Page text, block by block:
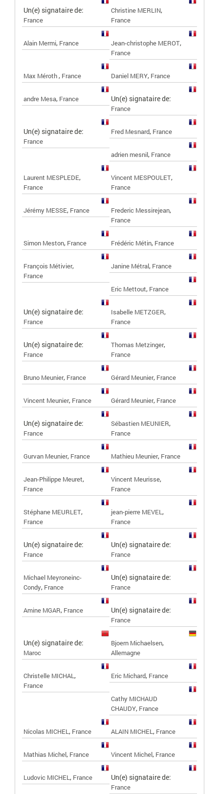
Un(e) signataire de:
France
Christine MERLIN,
France
Alain Mermi, France Jean-christophe MEROT,
France
Max Méroth, France Daniel MERY, France
andre Mesa, France Un(e) signataire de:
France
Un(e) signataire de:
France
Fred Mesnard, France
adrien mesnil, France
Laurent MESPLEDE,
France
Vincent MESPOULET,
France
Jérémy MESSE, France Frederic Messirejean,
France
Simon Meston, France Frédéric Métin, France
François Métivier,
France
Janine Métral, France
Eric Mettout, France
Un(e) signataire de:
France
Isabelle METZGER,
France
Un(e) signataire de:
France
Thomas Metzinger,
France
Bruno Meunier, France Gérard Meunier, France
Vincent Meunier, France Gérard Meunier, France
Un(e) signataire de:
France
Sébastien MEUNIER,
France
Gurvan Meunier, France Mathieu Meunier, France
Jean-Philippe Meuret,
France
Vincent Meurisse,
France
Stéphane MEURLET,
France
jean-pierre MEVEL ,
France
Un(e) signataire de:
France
Un(e) signataire de:
France
Michael Meyroneinc-
Condy, France
Un(e) signataire de:
France
Amine MGAR, France Un(e) signataire de:
France
Un(e) signataire de:
Maroc
Bjoern Michaelsen,
Allemagne
Christelle MICHAL ,
France
Eric Michard, France
Cathy MICHAUD
CHAUDY, France
Nicolas MICHEL , France ALAIN MICHEL , France
Mathias Michel, France Vincent Michel, France
Ludovic MICHEL , France Un(e) signataire de:
France